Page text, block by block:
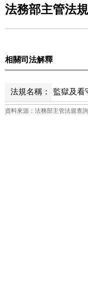
法務部主管法
相關司法解釋
法規名稱： 監獄及看
資料來源：法務部主管法規查